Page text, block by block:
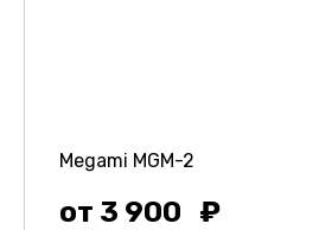
Megami MGM-2
от 3 900